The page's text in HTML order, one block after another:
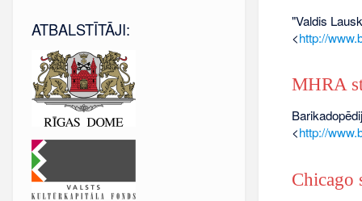
"Valdis
<http://
MHRA
<http://
Chicago
ATBALSTĪTĀJI: